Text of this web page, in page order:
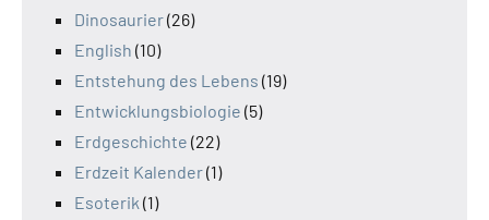
Dinosaurier(26)
English (10)
Entstehung des Lebens (19)
Entwicklungsbiologie (5)
Erdgeschichte (22)
Erdzeit Kalender(1)
Esoterik (1)